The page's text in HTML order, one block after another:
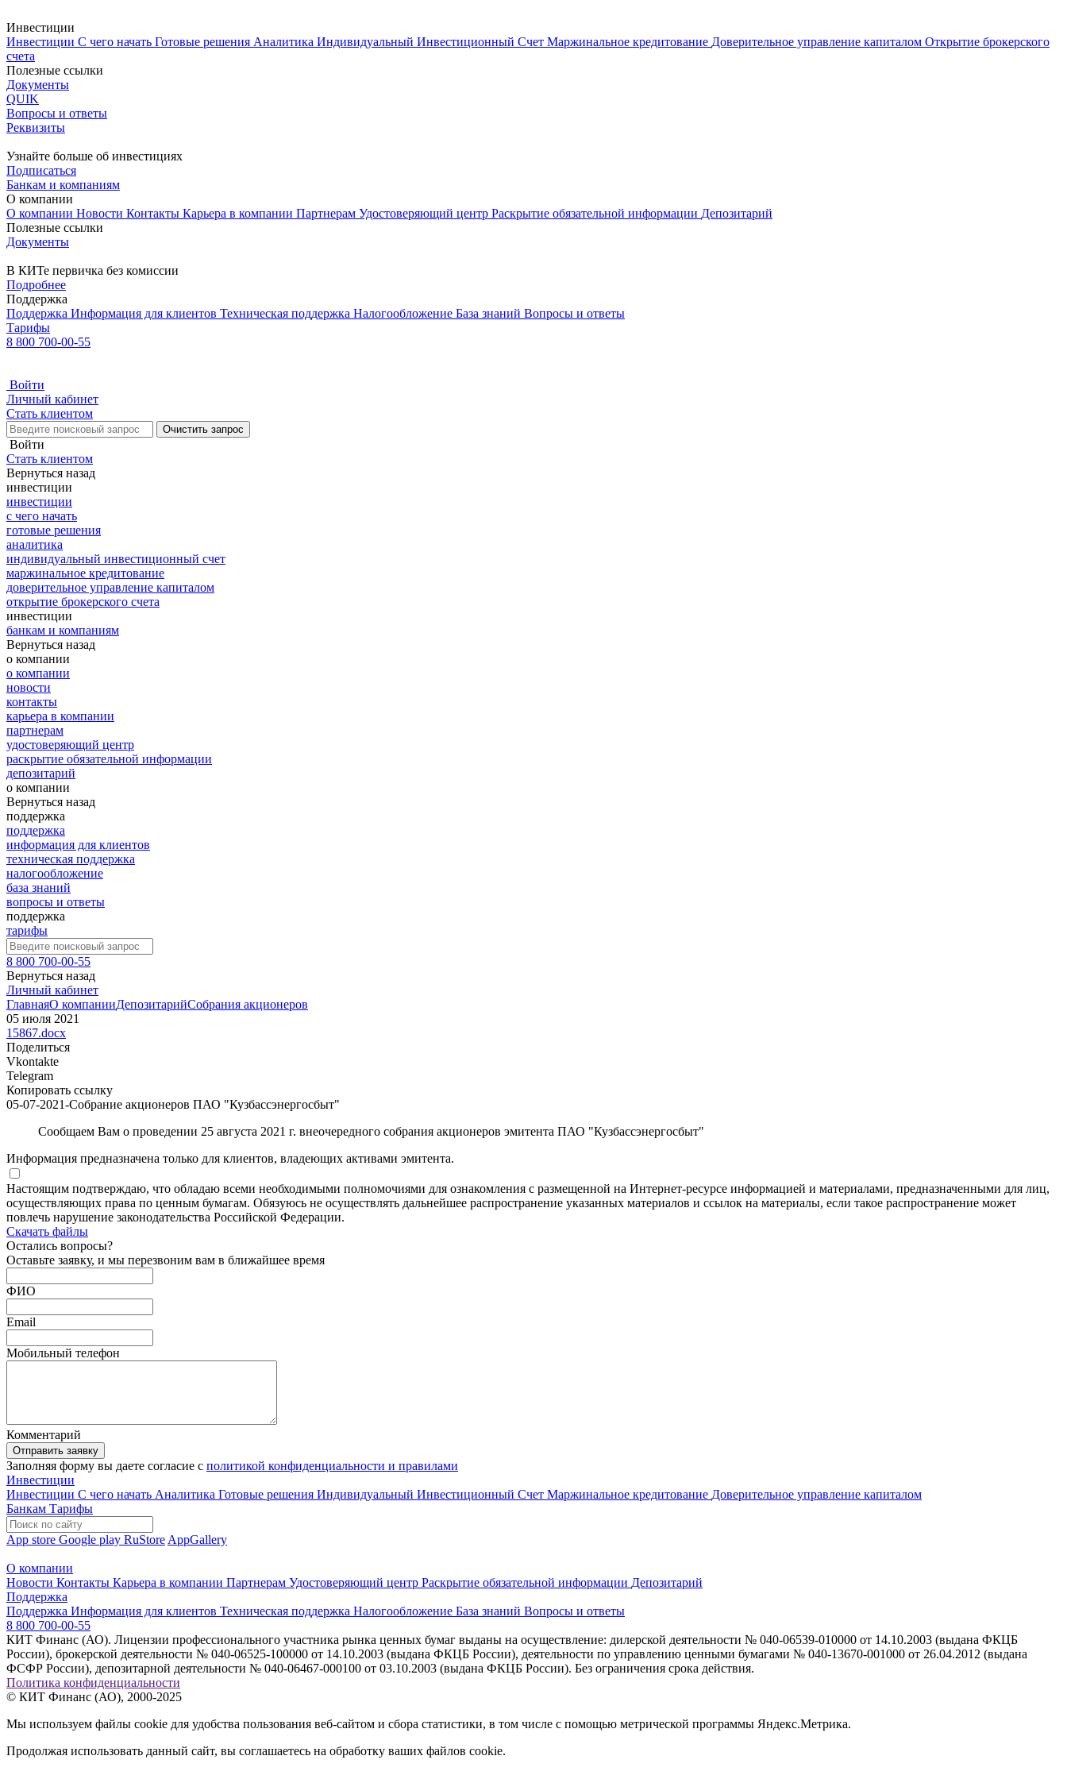
Инвестиции
Инвестиции С чего начать Готовые решения Аналитика Индивидуальный Инвестиционный Счет Маржинальное кредитование Доверительное управление капиталом Открытие брокерского
счета
Полезные ссылки
Документы
QUIK
Вопросы и ответы
Реквизиты
Узнайте больше об инвестициях
Подписаться
Банкам и компаниям
О компании
О компании Новости Контакты Карьера в компании Партнерам Удостоверяющий центр Раскрытие обязательной информации Депозитарий
Полезные ссылки
Документы
В КИТе первичка без комиссии
Подробнее
Поддержка
Поддержка Информация для клиентов Техническая поддержка Налогообложение База знаний Вопросы и ответы
Тарифы
8 800 700-00-55
Войти
Личный кабинет
Стать клиентом
Очистить запрос
Войти
Стать клиентом
Вернуться назад
инвестиции
инвестиции
с чего начать
готовые решения
аналитика
индивидуальный инвестиционный счет
маржинальное кредитование
доверительное управление капиталом
открытие брокерского счета
инвестиции
банкам и компаниям
Вернуться назад
о компании
о компании
новости
контакты
карьера в компании
партнерам
удостоверяющий центр
раскрытие обязательной информации
депозитарий
о компании
Вернуться назад
поддержка
поддержка
информация для клиентов
техническая поддержка
налогообложение
база знаний
вопросы и ответы
поддержка
тарифы
8 800 700-00-55
Вернуться назад
Личный кабинет
ГлавнаяО компанииДепозитарийСобрания акционеров
05 июля 2021
15867.docx
Поделиться
Vkontakte
Telegram
Копировать ссылку
05-07-2021-Собрание акционеров ПАО "Кузбассэнергосбыт"
Сообщаем Вам о проведении 25 августа 2021 г. внеочередного собрания акционеров эмитента ПАО "Кузбассэнергосбыт"
Информация предназначена только для клиентов, владеющих активами эмитента.
Настоящим подтверждаю, что обладаю всеми необходимыми полномочиями для ознакомления с размещенной на Интернет-ресурсе информацией и материалами, предназначенными для лиц,
осуществляющих права по ценным бумагам. Обязуюсь не осуществлять дальнейшее распространение указанных материалов и ссылок на материалы, если такое распространение может
повлечь нарушение законодательства Российской Федерации.
Скачать файлы
Остались вопросы?
Оставьте заявку, и мы перезвоним вам в ближайшее время
ФИО
Email
Мобильный телефон
Комментарий
Отправить заявку
Заполняя форму вы даете согласие с политикой конфиденциальности и правилами
Инвестиции
Инвестиции С чего начать Аналитика Готовые решения Индивидуальный Инвестиционный Счет Маржинальное кредитование Доверительное управление капиталом
Банкам Тарифы
App store Google play RuStore AppGallery
О компании
Новости Контакты Карьера в компании Партнерам Удостоверяющий центр Раскрытие обязательной информации Депозитарий
Поддержка
Поддержка Информация для клиентов Техническая поддержка Налогообложение База знаний Вопросы и ответы
8 800 700-00-55
КИТ Финанс (АО). Лицензии профессионального участника рынка ценных бумаг выданы на осуществление: дилерской деятельности № 040-06539-010000 от 14.10.2003 (выдана ФКЦБ
России), брокерской деятельности № 040-06525-100000 от 14.10.2003 (выдана ФКЦБ России), деятельности по управлению ценными бумагами № 040-13670-001000 от 26.04.2012 (выдана
ФСФР России), депозитарной деятельности № 040-06467-000100 от 03.10.2003 (выдана ФКЦБ России). Без ограничения срока действия.
Политика конфиденциальности
© КИТ Финанс (АО), 2000-2025
Мы используем файлы cookie для удобства пользования веб-сайтом и сбора статистики, в том числе с помощью метрической программы Яндекс.Метрика.
Продолжая использовать данный сайт, вы соглашаетесь на обработку ваших файлов cookie.